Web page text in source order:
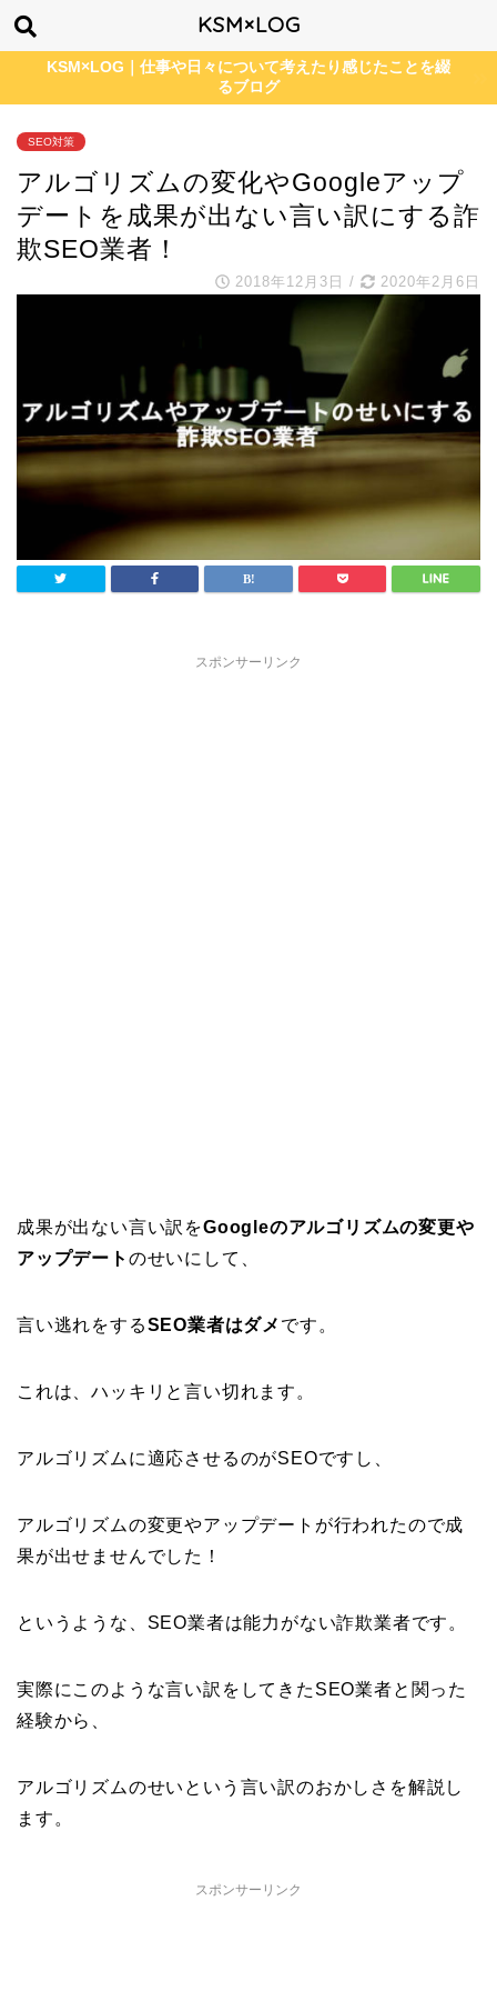
KSM×LOG
KSM×LOG｜仕事や日々について考えたり感じたことを綴
るブログ
SEO対策
アルゴリズムの変化やGoogleアップ
デートを成果が出ない言い訳にする詐
欺SEO業者！
2018年12月3日 / 2020年2月6日
スポンサーリンク
成果が出ない言い訳をGoogleのアルゴリズムの変更や
アップデート のせいにして、
言い逃れをするSEO業者はダメ です。
これは、ハッキリと言い切れます。
アルゴリズムに適応させるのがSEOですし、
アルゴリズムの変更やアップデートが行われたので成
果が出せませんでした！
というような、SEO業者は能力がない詐欺業者です。
実際にこのような言い訳をしてきたSEO業者と関った
経験から、
アルゴリズムのせいという言い訳のおかしさを解説し
ます。
スポンサーリンク